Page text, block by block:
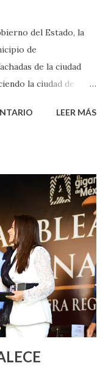
del Estado, la
de
de la ciudad
la ciudad de
programa
Leo Montañez
cerca de 90 mil
inicio en la calle
22 de Octubre, con
Posteriormente se
Señora de la
27 de Septiembre, en
en la comunidad
de...
LEER MÁS